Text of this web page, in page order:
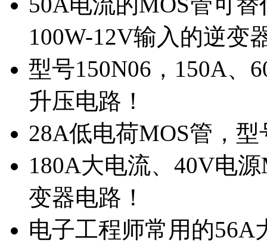
100W-12V输入的逆变
型号150N06，150A、
升压电路！
28A低电荷MOS管，
180A大电流、40V电
变器电路！
电子工程师常用的56A